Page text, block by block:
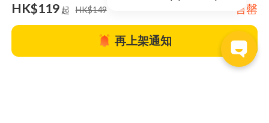
HK$119 起 HK$149 售罄
再上架通知
關於TapNow |TapNow Blog |加入成為合作夥伴|網站條款 |幫助